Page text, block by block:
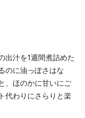
出汁を1週間煮詰めた
のに油っぽさはな
、ほのかに甘いにご
代わりにさらりと楽